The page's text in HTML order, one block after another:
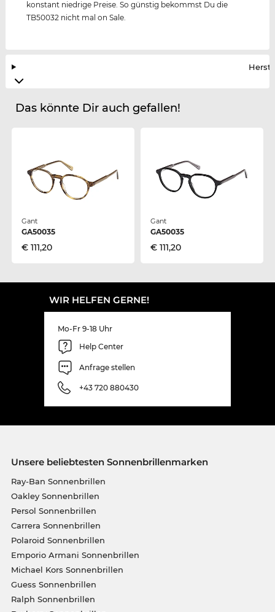
konstant niedrige Preise. So günstig bekommst Du die
TB50032 nicht mal on Sale.
Das könnte Dir auch gefallen!
Gant
GA50035
€ 111,20
Gant
GA50035
€ 111,20
WIR HELFEN GERNE!
Mo-Fr 9-18 Uhr
Help Center
Anfrage stellen
+43 720 880430
Unsere beliebtesten Sonnenbrillenmarken
Ray-Ban Sonnenbrillen
Oakley Sonnenbrillen
Persol Sonnenbrillen
Carrera Sonnenbrillen
Polaroid Sonnenbrillen
Emporio Armani Sonnenbrillen
Michael Kors Sonnenbrillen
Guess Sonnenbrillen
Ralph Sonnenbrillen